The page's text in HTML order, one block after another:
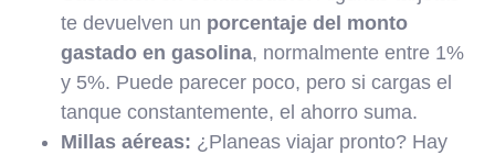
te devuelven un porcentaje del monto
gastado en gasolina, normalmente entre 1%
y 5%. Puede parecer poco, pero si cargas el
tanque constantemente, el ahorro suma.
Millas aéreas: ¿Planeas viajar pronto? Hay